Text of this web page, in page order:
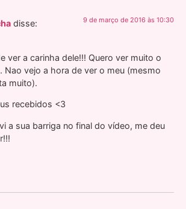
disse: 9 de março de 2016 às 10:30
ver a carinha dele!!! Quero ver muito o
Nao vejo a hora de ver o meu (mesmo
muito).
recebidos <3
a sua barriga no final do vídeo, me deu